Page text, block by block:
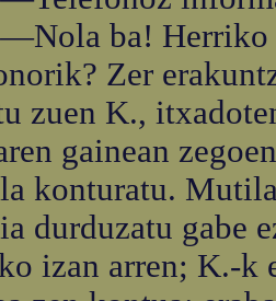
ba! Herriko
Zer
zuen K.,
gainean
konturatu.
durduzatu gabe
izan arren; K.-k